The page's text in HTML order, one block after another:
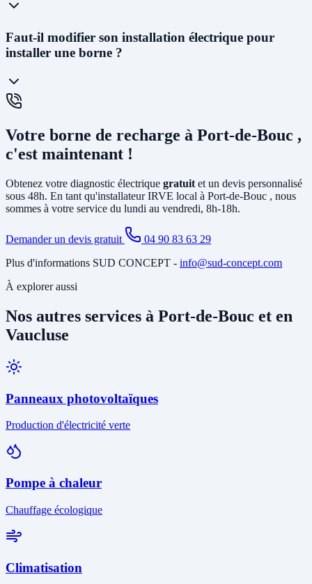
Laprise renforcée (Green'Up)délivre 3,2kW et permet de
recharger un véhicule en 12 à 20h. C'est la solution la plus
économique. La wallbox (7kW à 22kW) est beaucoup plus rapide
smartphone, et obligatoire pour certains types de véhicules. C'est la
solution recommandée pour un usage quotidien.
Faut-il modifier son installation électrique pour
installer une borne ?
Cela dépend de votre installation existante. Dans la plupart des
dédiédepuis le tableau électrique et poser un disjoncteur différentiel
spécifique. Si votre abonnement est trop faible, il peut être
nécessaire d'augmenter la puissance souscrite
Votre borne de recharge à Port-de-Bouc ,
c'est maintenant !
Obtenez votre diagnostic électrique gratuit et un devis personnalisé
sous 48h. En tant qu'installateur IRVE local à Port-de-Bouc , nous
sommes à votre service du lundi au vendredi, 8h-18h.
Demander un devis gratuit
04 90 83 63 29
Plus d'informations SUD CONCEPT - info@sud-concept.com
À explorer aussi
Nos autres services à Port-de-Bouc et en
Vaucluse
Panneaux photovoltaïques
Production d'électricité verte
Pompe à chaleur
Chauffage écologique
Climatisation